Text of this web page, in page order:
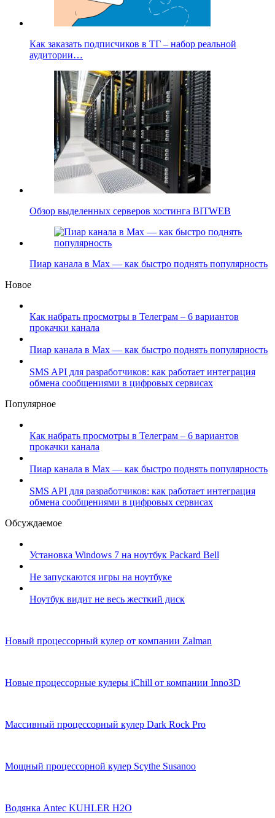
Как заказать подписчиков в ТГ – набор реальной
аудитории…
Обзор выделенных серверов хостинга BITWEB
Пиар канала в Max — как быстро поднять популярность
Новое
Как набрать просмотры в Телеграм – 6 вариантов
прокачки канала
Пиар канала в Max — как быстро поднять популярность
SMS API для разработчиков: как работает интеграция
обмена сообщениями в цифровых сервисах
Популярное
Как набрать просмотры в Телеграм – 6 вариантов
прокачки канала
Пиар канала в Max — как быстро поднять популярность
SMS API для разработчиков: как работает интеграция
обмена сообщениями в цифровых сервисах
Обсуждаемое
Установка Windows 7 на ноутбук Packard Bell
Не запускаются игры на ноутбуке
Ноутбук видит не весь жесткий диск
Новый процессорный кулер от компании Zalman
Новые процессорные кулеры iChill от компании Inno3D
Массивный процессорный кулер Dark Rock Pro
Мощный процессорной кулер Scythe Susanoo
Водянка Antec KUHLER H2O